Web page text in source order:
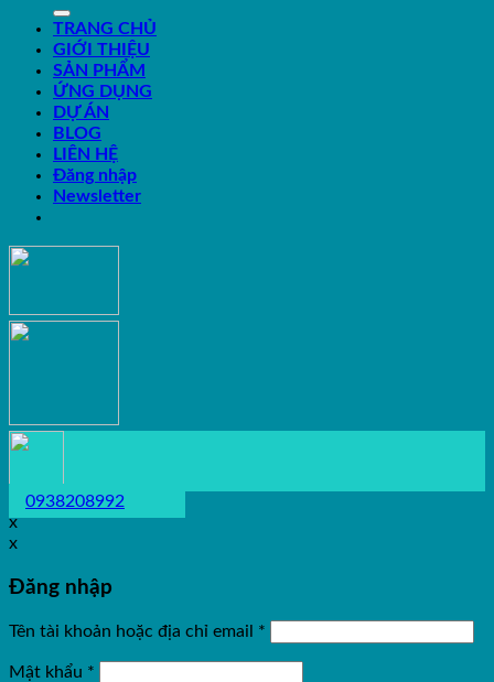
TRANG CHỦ
GIỚI THIỆU
SẢN PHẨM
ỨNG DỤNG
DỰ ÁN
BLOG
LIÊN HỆ
Đăng nhập
Newsletter
0938208992
x
x
Đăng nhập
Tên tài khoản hoặc địa chỉ email *
Mật khẩu *